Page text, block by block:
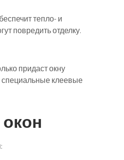
тепло- и
повредить отделку.
придаст окну
специальные клеевые